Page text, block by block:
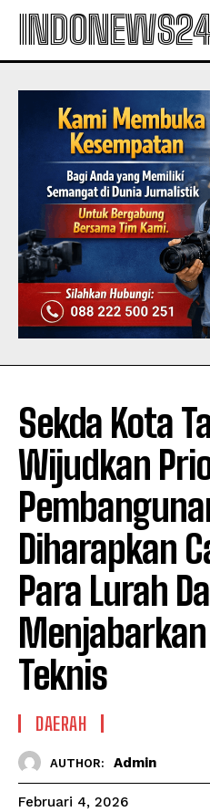
Sekda Kota
Wijudkan
Diharapkan
Para Lurah
Teknis
DAERAH
AUTHOR: Admin
Februari 4, 2026